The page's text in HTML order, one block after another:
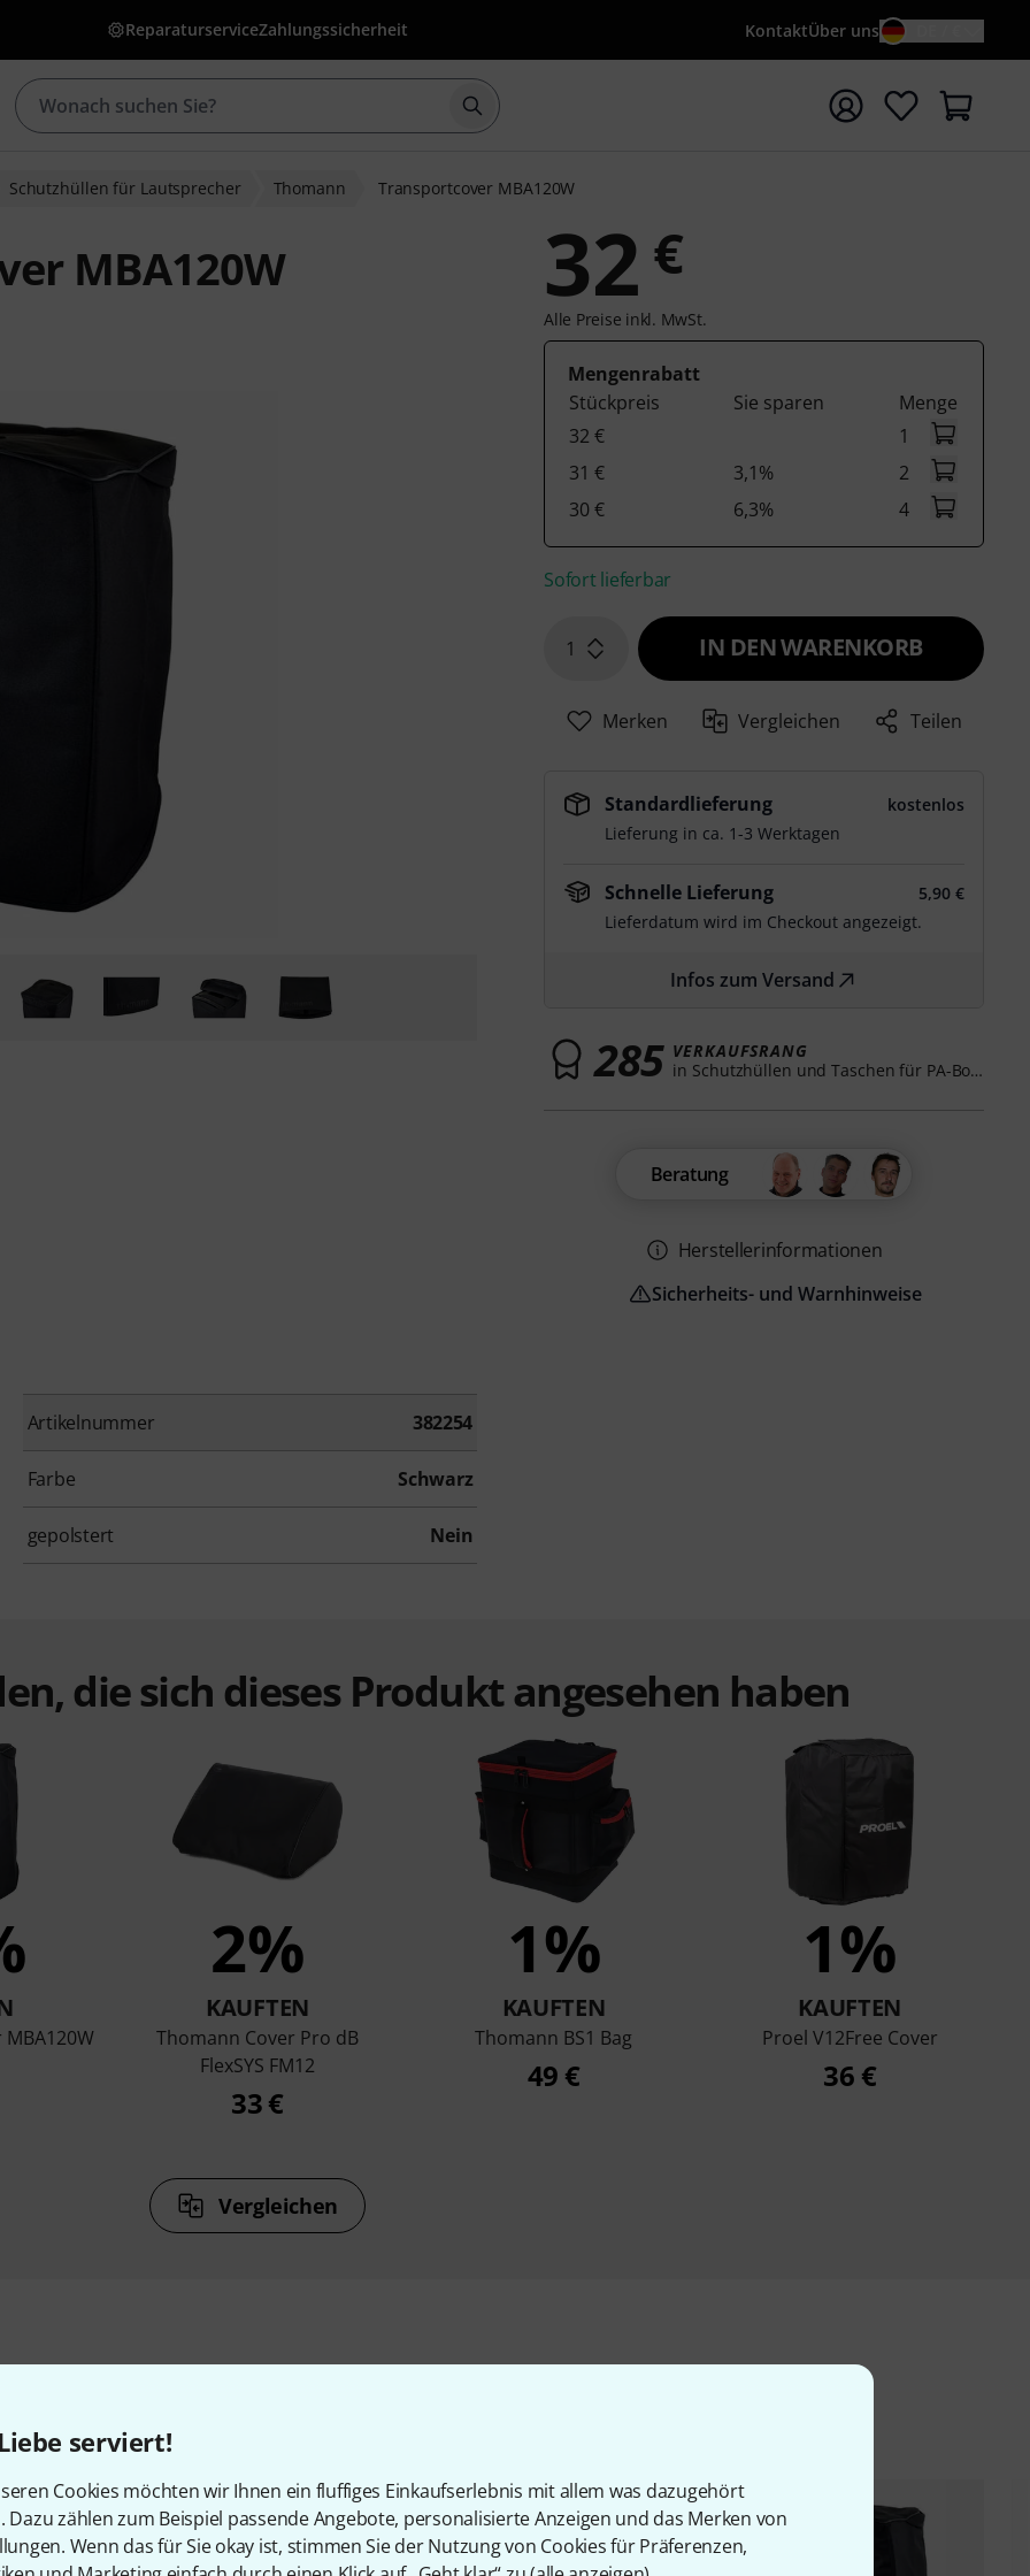
serviert!
Cookies möchten wir Ihnen ein fluffiges Einkaufserlebnis mit allem was dazugehört
Dazu zählen zum Beispiel passende Angebote, personalisierte Anzeigen und das Merken von
Wenn das für Sie okay ist, stimmen Sie der Nutzung von Cookies für Präferenzen,
ReparaturserviceZahlungssicherheit KontaktÜber uns
Suche mit Suchwort {searchTerm} starten
Schutzhüllen für Lautsprecher Thomann Transportcover MBA120W
MBA120W
Artikelnummer 382254
Farbe Schwarz
gepolstert Nein
32 €
Alle Preise inkl. MwSt.
Mengenrabatt
Stückpreis
Sie sparen
Menge
32 €
1
31 €
3,1%
2
30 €
6,3% 4
Sofort lieferbar
1 IN DEN WARENKORB
Merken Vergleichen Teilen
Standardlieferung
kostenlos
Lieferung in ca. 1-3 Werktagen
Schnelle Lieferung
5,90 €
Lieferdatum wird im Checkout angezeigt.
Infos zum Versand
285 VERKAUFSRANG
in Schutzhüllen und Taschen für PA-Boxen
Beratung
Herstellerinformationen
Sicherheits- und Warnhinweise
die sich dieses Produkt angesehen haben
2%
KAUFTEN
Thomann Cover Pro dB
FlexSYS FM12
33 €
1%
KAUFTEN
Thomann BS1 Bag
49 €
1%
KAUFTEN
Proel V12Free Cover
36 €
Vergleichen